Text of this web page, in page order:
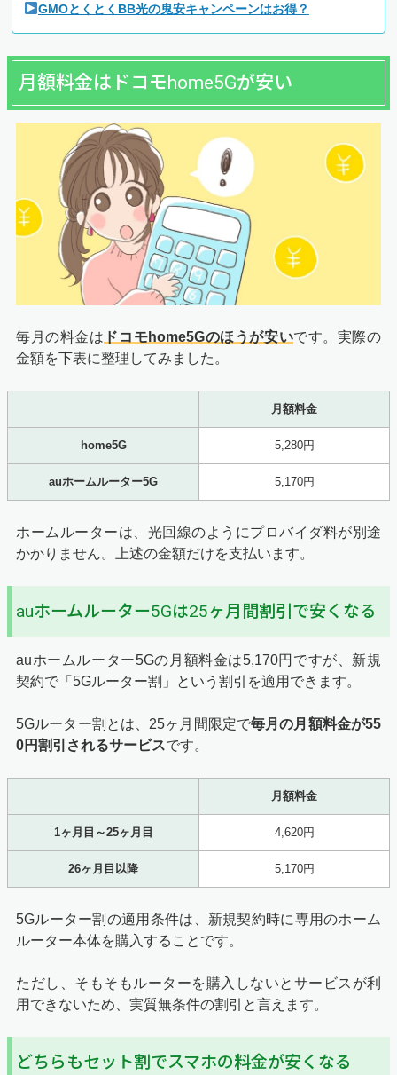
GMOとくとくBB光の鬼安キャンペーンはお得？
月額料金はドコモhome5Gが安い
毎月の料金は ドコモhome5Gのほうが安いです。実際の
金額を下表に整理してみました。
月額料金
home5G 5,280円
auホームルーター5G 5,170円
ホームルーターは、光回線のようにプロバイダ料が別途
かかりません。上述の金額だけを支払います。
auホームルーター5Gは25ヶ月間割引で安くなる
auホームルーター5Gの月額料金は5,170円ですが、新規
契約で「5Gルーター割」という割引を適用できます。
5Gルーター割とは、25ヶ月間限定で毎月の月額料金が55
0円割引されるサービスです。
月額料金
1ヶ月目～25ヶ月目 4,620円
26ヶ月目以降 5,170円
5Gルーター割の適用条件は、新規契約時に専用のホーム
ルーター本体を購入することです。
ただし、そもそもルーターを購入しないとサービスが利
用できないため、実質無条件の割引と言えます。
どちらもセット割でスマホの料金が安くなる